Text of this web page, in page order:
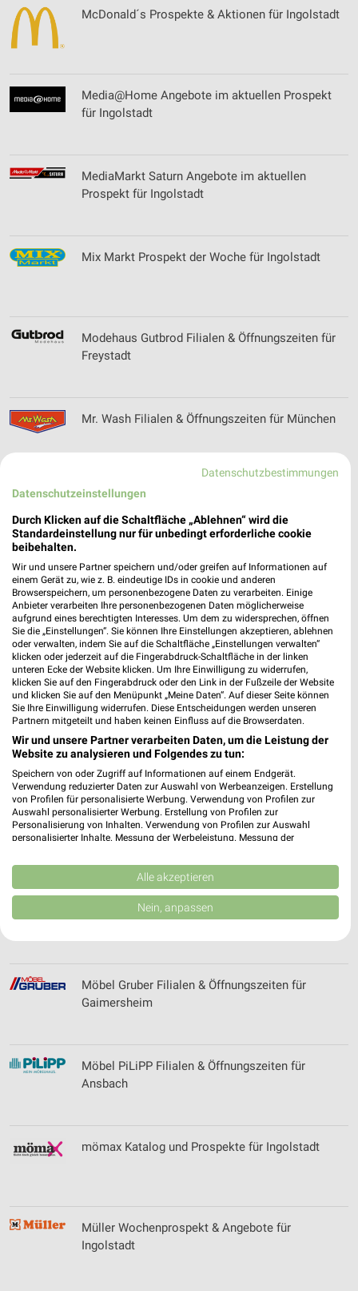
McDonald´s Prospekte & Aktionen für Ingolstadt
Media@Home Angebote im aktuellen Prospekt
für Ingolstadt
MediaMarkt Saturn Angebote im aktuellen
Prospekt für Ingolstadt
Mix Markt Prospekt der Woche für Ingolstadt
Modehaus Gutbrod Filialen & Öffnungszeiten für
Freystadt
Mr. Wash Filialen & Öffnungszeiten für München
Multipolster Katalog und Prospekte für München
My Kids Toys Filialen & Öffnungszeiten für
Oberschleißheim
Mäc-Geiz Prospekte mit Top Angeboten für
Hilpoltstein
Möbel Boss Katalog und Prospekte für
Neutraubling
Möbel Dahlmann Katalog und Prospekte
Möbel Gassner Filialen & Öffnungszeiten für
Kelheim
Möbel Gruber Filialen & Öffnungszeiten für
Gaimersheim
Möbel PiLiPP Filialen & Öffnungszeiten für
Ansbach
mömax Katalog und Prospekte für Ingolstadt
Müller Wochenprospekt & Angebote für
Ingolstadt
Datenschutzbestimmungen
Datenschutzeinstellungen
Durch Klicken auf die Schaltfläche „Ablehnen“ wird die
Standardeinstellung nur für unbedingt erforderliche cookie
beibehalten.
Wir und unsere Partner speichern und/oder greifen auf Informationen auf
einem Gerät zu, wie z. B. eindeutige IDs in cookie und anderen
Browserspeichern, um personenbezogene Daten zu verarbeiten. Einige
Anbieter verarbeiten Ihre personenbezogenen Daten möglicherweise
aufgrund eines berechtigten Interesses. Um dem zu widersprechen, öffnen
Sie die „Einstellungen“. Sie können Ihre Einstellungen akzeptieren, ablehnen
oder verwalten, indem Sie auf die Schaltfläche „Einstellungen verwalten“
klicken oder jederzeit auf die Fingerabdruck-Schaltfläche in der linken
unteren Ecke der Website klicken. Um Ihre Einwilligung zu widerrufen,
klicken Sie auf den Fingerabdruck oder den Link in der Fußzeile der Website
und klicken Sie auf den Menüpunkt „Meine Daten“. Auf dieser Seite können
Sie Ihre Einwilligung widerrufen. Diese Entscheidungen werden unseren
Partnern mitgeteilt und haben keinen Einfluss auf die Browserdaten.
Wir und unsere Partner verarbeiten Daten, um die Leistung der
Website zu analysieren und Folgendes zu tun:
Speichern von oder Zugriff auf Informationen auf einem Endgerät.
Verwendung reduzierter Daten zur Auswahl von Werbeanzeigen. Erstellung
von Profilen für personalisierte Werbung. Verwendung von Profilen zur
Auswahl personalisierter Werbung. Erstellung von Profilen zur
Personalisierung von Inhalten. Verwendung von Profilen zur Auswahl
personalisierter Inhalte. Messung der Werbeleistung. Messung der
Kombinationen von Daten aus verschiedenen Quellen. Entwicklung und
Verbesserung der Angebote. Verwendung reduzierter Daten zur Auswahl
von Inhalten.
Daten können außerhalb der Europäischen Union weitergegeben und in die
USA gesendet werden.
Website/App.
Wir nutzen Ihre Daten für folgende Zwecke:
IAB-Verarbeitungszwecke:
Verwendung reduzierter Daten zur Auswahl von
Werbeanzeigen
von Inhalten
Alle akzeptieren
Nein, anpassen